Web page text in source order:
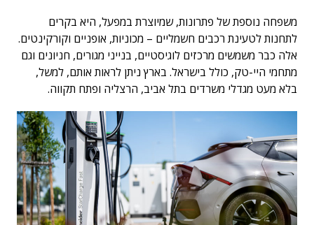
משפחה נוספת של פתרונות, שמיוצרת במפעל, היא בקרים
לתחנות לטעינת רכבים חשמליים – מכוניות, אופניים וקורקינטים.
אלה כבר משמשים מרכזים לוגיסטיים, בנייני מגורים, חניונים וגם
מתחמי היי-טק, כולל בישראל. בארץ ניתן לראות אותם, למשל,
בלא מעט מגדלי משרדים בתל אביב, הרצליה ופתח תקווה.